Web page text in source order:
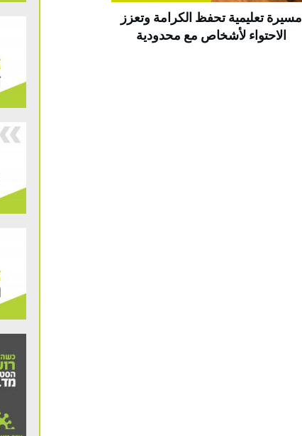
مسيرة تعليمية تحفظ الكرامة وتعزز
الاحتواء لأشخاص مع محدودية